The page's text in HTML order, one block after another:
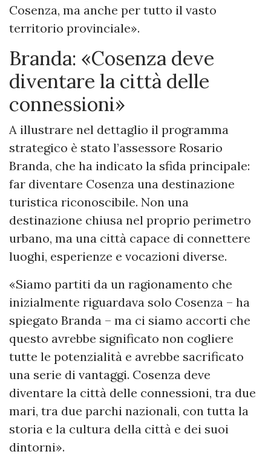
Cosenza, ma anche per tutto il vasto
territorio provinciale».
Branda: «Cosenza deve
diventare la città delle
connessioni»
A illustrare nel dettaglio il programma
strategico è stato l’assessore Rosario
Branda, che ha indicato la sfida principale:
far diventare Cosenza una destinazione
turistica riconoscibile. Non una
destinazione chiusa nel proprio perimetro
urbano, ma una città capace di connettere
luoghi, esperienze e vocazioni diverse.
«Siamo partiti da un ragionamento che
inizialmente riguardava solo Cosenza – ha
spiegato Branda – ma ci siamo accorti che
questo avrebbe significato non cogliere
tutte le potenzialità e avrebbe sacrificato
una serie di vantaggi. Cosenza deve
diventare la città delle connessioni, tra due
mari, tra due parchi nazionali, con tutta la
storia e la cultura della città e dei suoi
dintorni».